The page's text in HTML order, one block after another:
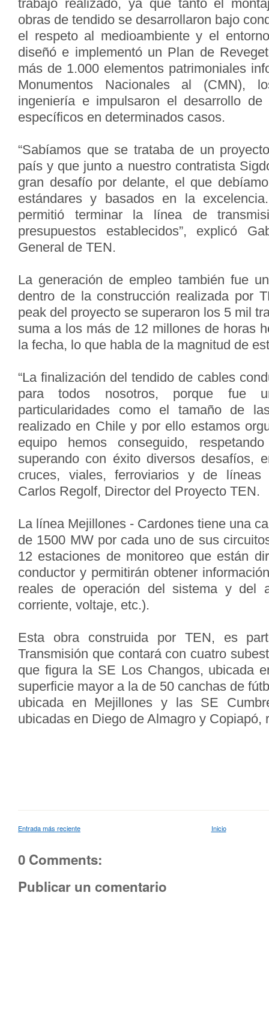
trabajo realizado, ya que tanto el
obras de tendido se desarrollaron bajo
el respeto al medioambiente y el
diseñó e implementó un Plan de
más de 1.000 elementos patrimoniales
Monumentos Nacionales al (CMN),
ingeniería e impulsaron el desarrollo de
específicos en determinados casos.
“Sabíamos que se trataba de un
país y que junto a nuestro contratista
gran desafío por delante, el que
estándares y basados en la
permitió terminar la línea de
presupuestos establecidos”, explicó
General de TEN.
La generación de empleo también fue
dentro de la construcción realizada por
peak del proyecto se superaron los 5 mil
suma a los más de 12 millones de horas
la fecha, lo que habla de la magnitud de
“La finalización del tendido de cables
para todos nosotros, porque fue
particularidades como el tamaño de
realizado en Chile y por ello estamos
equipo hemos conseguido,
superando con éxito diversos desafíos,
cruces, viales, ferroviarios y de líneas
Carlos Regolf, Director del Proyecto TEN.
La línea Mejillones - Cardones tiene una
de 1500 MW por cada uno de sus
12 estaciones de monitoreo que están
conductor y permitirán obtener
reales de operación del sistema y del
corriente, voltaje, etc.).
Esta obra construida por TEN, es
Transmisión que contará con cuatro
que figura la SE Los Changos, ubicada
superficie mayor a la de 50 canchas de
ubicada en Mejillones y las SE
ubicadas en Diego de Almagro y Copiapó,
Entrada más reciente Inicio
0 Comments:
Publicar un comentario